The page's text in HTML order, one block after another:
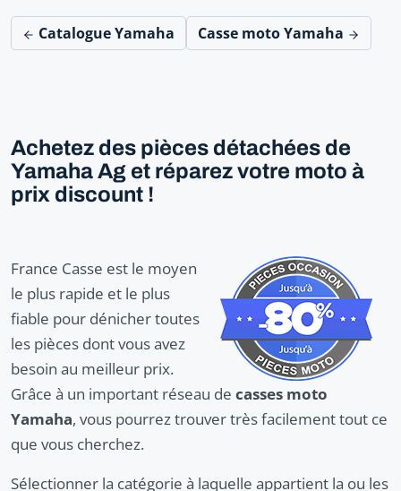
Catalogue Yamaha Casse moto Yamaha
Achetez des pièces détachées de
Yamaha Ag et réparez votre moto à
prix discount !
France Casse est le moyen
le plus rapide et le plus
fiable pour dénicher toutes
les pièces dont vous avez
besoin au meilleur prix.
Grâce à un important réseau de casses moto
Yamaha, vous pourrez trouver très facilement tout ce
que vous cherchez.
Sélectionner la catégorie à laquelle appartient la ou les